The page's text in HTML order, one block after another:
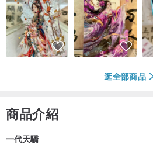
逛全部商品
商品介紹
一代天驕